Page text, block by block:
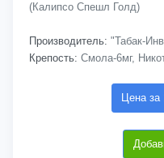
(Калипсо Спешл Голд)
Производитель: "Табак-
Крепость: Смола-6мг,
Цена за